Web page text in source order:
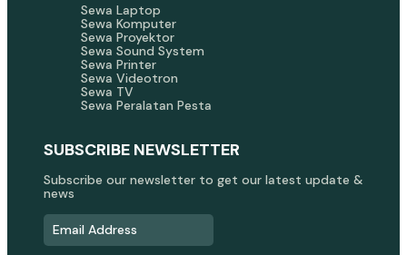
Sewa Laptop
Sewa Komputer
Sewa Proyektor
Sewa Sound System
Sewa Printer
Sewa Videotron
Sewa TV
Sewa Peralatan Pesta
SUBSCRIBE NEWSLETTER
Subscribe our newsletter to get our latest update &
news